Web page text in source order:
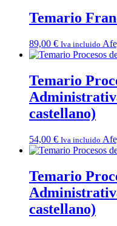
Temario
89,00 € Iva incluido
Temario
castellano)
54,00 € Iva incluido
Temario
castellano)